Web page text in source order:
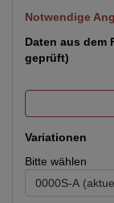
Notwendige
Daten aus dem
geprüft)
Variationen
Bitte wählen
0000S-A